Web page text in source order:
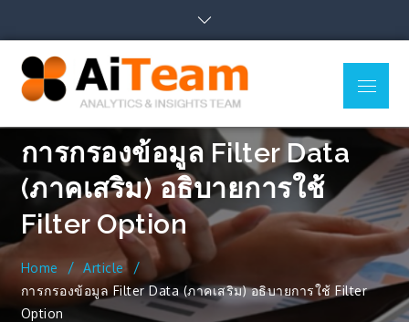
content
Co., Ltd.
Visualization, Uncover
Insights
Menu
การกรองข้อมูล Filter Data
(ภาคเสริม) อธิบายการใช้
Filter Option
Home
Article
การกรองข้อมูล Filter Data (ภาคเสริม) อธิบายการใช้ Filter
Option